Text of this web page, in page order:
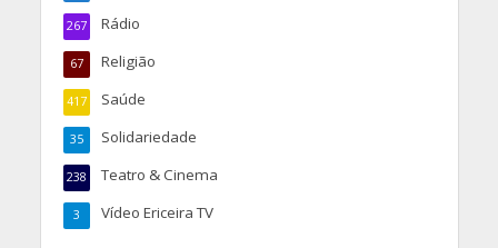
Rádio
267
Religião
67
Saúde
417
Solidariedade
35
Teatro & Cinema
238
Vídeo Ericeira TV
3